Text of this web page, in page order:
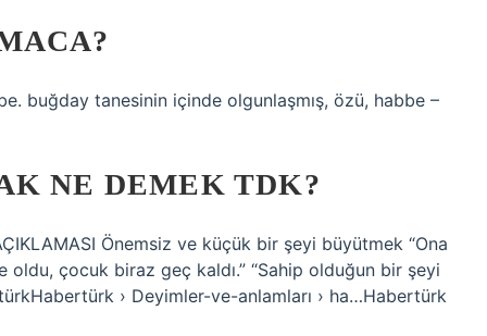
buğday tanesinin içinde olgunlaşmış, özü, habbe –
NE DEMEK TDK?
Önemsiz ve küçük bir şeyi büyütmek “Ona
çocuk biraz geç kaldı.” “Sahip olduğun bir şeyi
› Deyimler-ve-anlamları › ha…Habertürk